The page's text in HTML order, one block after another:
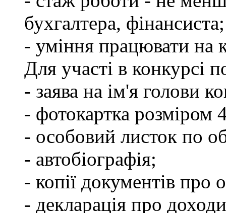
бухгалтера, фінансиста;
- уміння працювати на
Для участі в конкурсі
- заява на ім'я голови
- фотокартка розміром
- особовий листок по
- автобіографія;
- копії документів про
- декларація про